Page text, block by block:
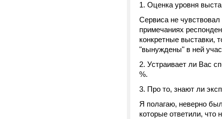
1. Оценка уровня
Сервиса не
примечаниях
конкретные выставки,
"вынуждены" в ней
2. Устраивает ли Вас
%.
3. Про то, знают ли
Я полагаю, неверно
которые ответили, что